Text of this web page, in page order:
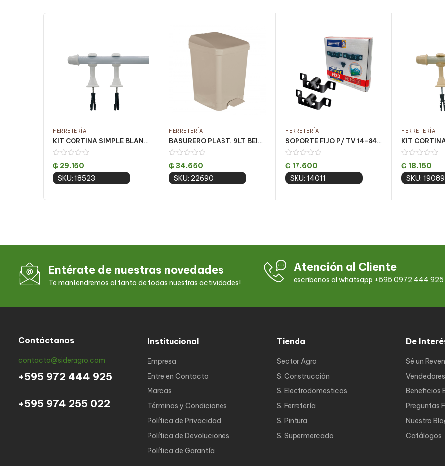
FERRETERÍA
KIT CORTINA SIMPLE BLANCO 2.50 MT (PQT C/ 5 UN)
₲ 29.150
SKU: 18523
Add to cart
FERRETERÍA
BASURERO PLAST. 9LT BEIGE C/ PEDAL CJ C/ 4UN
₲ 34.650
SKU: 22690
Add to cart
FERRETERÍA
SOPORTE FIJO P/ TV 14-84 PULG. NEGRO/ M1PR CJ C/ 10 UN
₲ 17.600
SKU: 14011
Add to cart
FERRETERÍA
₲ 18.150
SKU: 19089
Entérate de nuestras novedades
Te mantendremos al tanto de todas nuestras actividades!
Atención al Cliente
escribenos al whatsapp +595 0972 444 925
Contáctanos
contacto@sideragro.com
+595 972 444 925
+595 974 255 022
Institucional
Empresa
Entre en Contacto
Marcas
Términos y Condiciones
Política de Privacidad
Política de Devoluciones
Política de Garantía
Tienda
Sector Agro
S. Construcción
S. Electrodomesticos
S. Ferretería
S. Pintura
S. Supermercado
De
Sé un
Vendedores
Beneficios
Preguntas
Nuestro
Catálogos